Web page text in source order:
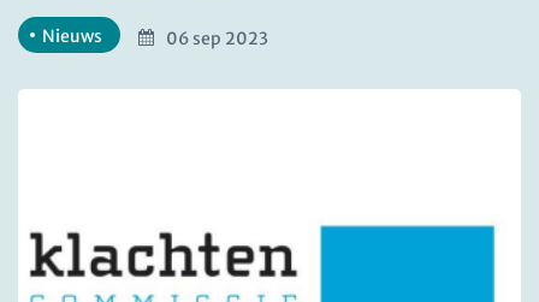
Nieuws 06 sep 2023